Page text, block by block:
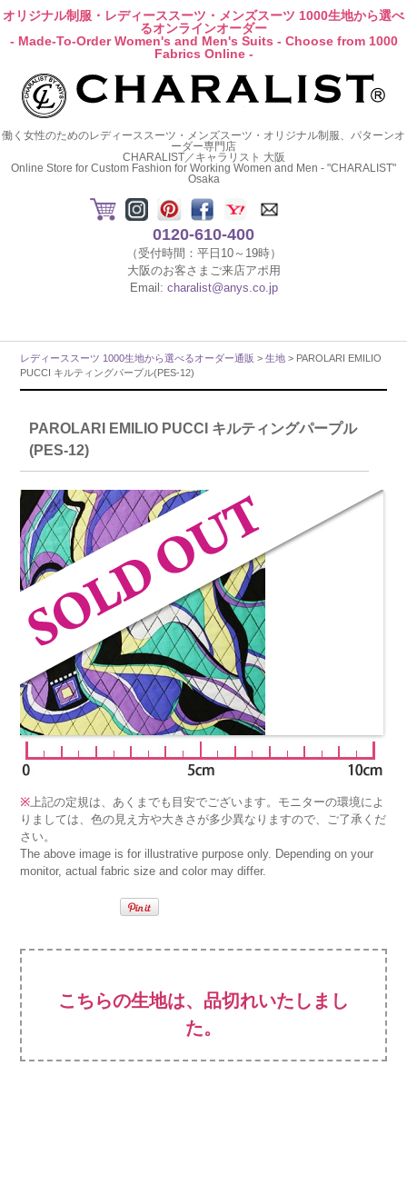
オリジナル制服・レディーススーツ・メンズスーツ 1000生地から選べ
るオンラインオーダー
- Made-To-Order Women's and Men's Suits - Choose from 1000
Fabrics Online -
働く女性のためのレディーススーツ・メンズスーツ・オリジナル制服、パターンオ
ーダー専門店
CHARALIST／キャラリスト 大阪
Online Store for Custom Fashion for Working Women and Men - "CHARALIST"
Osaka
0120-610-400
（受付時間：平日10～19時）
大阪のお客さまご来店アポ用
Email: charalist@anys.co.jp
レディーススーツ 1000生地から選べるオーダー通販 >生地 > PAROLARI EMILIO
PUCCI キルティングパープル(PES-12)
PAROLARI EMILIO PUCCI キルティングパープル
(PES-12)
※上記の定規は、あくまでも目安でございます。モニターの環境によ
りましては、色の見え方や大きさが多少異なりますので、ご了承くだ
さい。
The above image is for illustrative purpose only. Depending on your
monitor, actual fabric size and color may differ.
こちらの生地は、品切れいたしまし
た。